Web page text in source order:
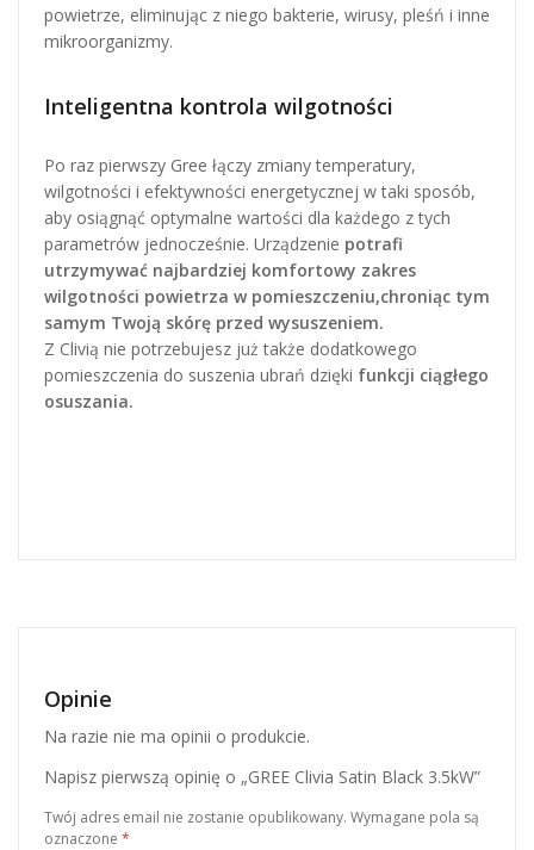
powietrze, eliminując z niego bakterie, wirusy, pleśń i inne
mikroorganizmy.
Inteligentna kontrola wilgotności
Po raz pierwszy Gree łączy zmiany temperatury,
wilgotności i efektywności energetycznej w taki sposób,
aby osiągnąć optymalne wartości dla każdego z tych
parametrów jednocześnie. Urządzenie potrafi
utrzymywać najbardziej komfortowy zakres
wilgotności powietrza w pomieszczeniu,chroniąc tym
samym Twoją skórę przed wysuszeniem.
Z Clivią nie potrzebujesz już także dodatkowego
pomieszczenia do suszenia ubrań dzięki funkcji ciągłego
osuszania.
Opinie
Na razie nie ma opinii o produkcie.
Napisz pierwszą opinię o „GREE Clivia Satin Black 3.5kW”
Twój adres email nie zostanie opublikowany. Wymagane pola są
oznaczone *